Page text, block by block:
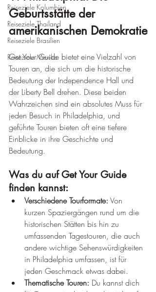
Reiseziele Kolumbien
Reiseziele Thailand
Reiseziele Brasilien
Reiseziele Mexiko
Geburtsstätte der
amerikanischen Demokratie
Get Your Guide bietet eine Vielzahl von
Touren an, die sich um die historische
Bedeutung der Independence Hall und
der Liberty Bell drehen. Diese beiden
Wahrzeichen sind ein absolutes Muss für
jeden Besuch in Philadelphia, und
geführte Touren bieten oft eine tiefere
Einblicke in ihre Geschichte und
Bedeutung.
Was du auf Get Your Guide
finden kannst:
Verschiedene Tourformate: Von
kurzen Spaziergängen rund um die
historischen Stätten bis hin zu
umfassenden Tagestouren, die auch
andere wichtige Sehenswürdigkeiten
in Philadelphia umfassen, ist für
jeden Geschmack etwas dabei.
Thematische Touren: Du kannst dich